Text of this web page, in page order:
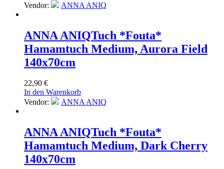
Vendor:
ANNA ANIQ
ANNA ANIQTuch *Fouta*
Hamamtuch Medium, Aurora Field
140x70cm
22,90 €
In den Warenkorb
Vendor:
ANNA ANIQ
ANNA ANIQTuch *Fouta*
Hamamtuch Medium, Dark Cherry
140x70cm